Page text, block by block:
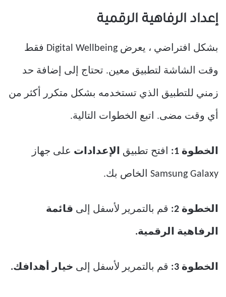
إعداد الرفاهية الرقمية
بشكل افتراضي ، يعرض Digital Wellbeing فقط
وقت الشاشة لتطبيق معين. تحتاج إلى إضافة حد
زمني للتطبيق الذي تستخدمه بشكل متكرر أكثر من
أي وقت مضى. اتبع الخطوات التالية.
الخطوة 1: افتح تطبيق الإعدادات على جهاز
Samsung Galaxy الخاص بك.
الخطوة 2: قم بالتمرير لأسفل إلى قائمة
الرفاهية الرقمية.
الخطوة 3: قم بالتمرير لأسفل إلى خيار أهدافك.